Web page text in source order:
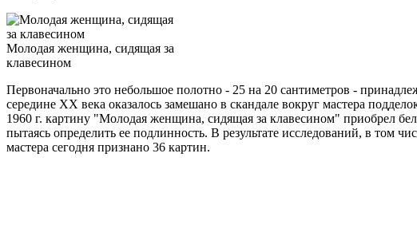
Молодая женщина, сидящая за
клавесином
Первоначально это небольшое полотно - 25 на 20 сантиметров -
середине ХХ века оказалось замешано в скандале вокруг мастера
1960 г. картину "Молодая женщина, сидящая за клавесином" приобрел
пытаясь определить ее подлинность. В результате исследований, в том
мастера сегодня признано 36 картин.